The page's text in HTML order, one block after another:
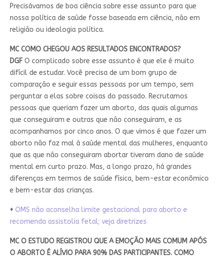
Precisávamos de boa ciência sobre esse assunto para que
nossa política de saúde fosse baseada em ciência, não em
religião ou ideologia política.
MC COMO CHEGOU AOS RESULTADOS ENCONTRADOS?
DGFO complicado sobre esse assunto é que ele é muito
difícil de estudar. Você precisa de um bom grupo de
comparação e seguir essas pessoas por um tempo, sem
perguntar a elas sobre coisas do passado. Recrutamos
pessoas que queriam fazer um aborto, das quais algumas
que conseguiram e outras que não conseguiram, e as
acompanhamos por cinco anos. O que vimos é que fazer um
aborto não faz mal à saúde mental das mulheres, enquanto
que as que não conseguiram abortar tiveram dano de saúde
mental em curto prazo. Mas, a longo prazo, há grandes
diferenças em termos de saúde física, bem-estar econômico
e bem-estar das crianças.
+ OMS não aconselha limite gestacional para aborto e
recomenda assistolia fetal; veja diretrizes
MC O ESTUDO REGISTROU QUE A EMOÇÃO MAIS COMUM APÓS
O ABORTO É ALÍVIO PARA 90% DAS PARTICIPANTES. COMO